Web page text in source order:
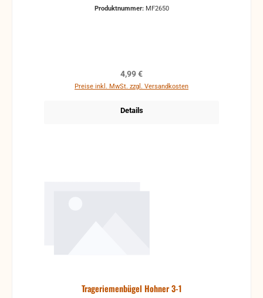
Produktnummer: MF2650
Regulärer Preis:
4,99 €
Preise inkl. MwSt. zzgl. Versandkosten
Details
Trageriemenbügel Hohner 3-1